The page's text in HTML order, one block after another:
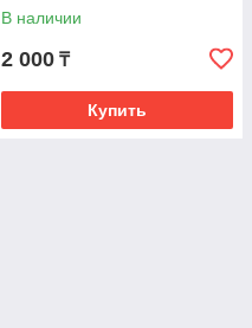
В наличии
2 000 ₸
Купить